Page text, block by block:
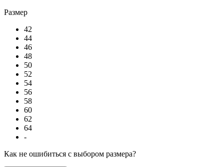
Размер
42
44
46
48
50
52
54
56
58
60
62
64
-
Как не ошибиться с выбором размера?